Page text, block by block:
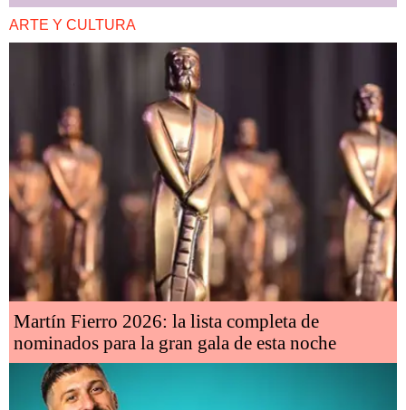
ARTE Y CULTURA
Martín Fierro 2026: la lista completa de
nominados para la gran gala de esta noche